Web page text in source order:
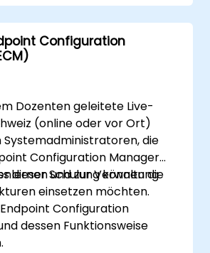
Configuration
Dozenten geleitete Live-
(online oder vor Ort)
die
Configuration Manager
und zur Verwaltung
einsetzen möchten.
dieser Schulung können die
Configuration
dessen Funktionsweise